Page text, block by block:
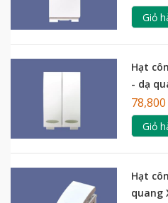
Giỏ
Hạt
- dạ
Giỏ
Hạt
quang